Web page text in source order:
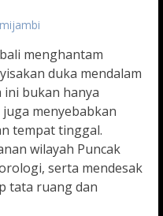
menghantam
duka mendalam
ini bukan hanya
menyebabkan
tempat tinggal.
wilayah Puncak
serta mendesak
tata ruang dan